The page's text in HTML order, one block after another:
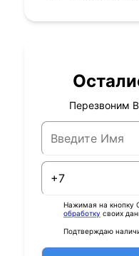
Перезвоним
Нажимая на кнопку
обработку своих
Подтверждаю